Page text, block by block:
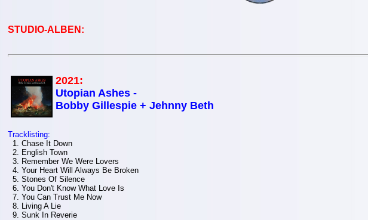
STUDIO-ALBEN:
2021:
Utopian Ashes -
Bobby Gillespie + Jehnny Beth
Tracklisting:
1. Chase It Down
2. English Town
3. Remember We Were Lovers
4. Your Heart Will Always Be Broken
5. Stones Of Silence
6. You Don't Know What Love Is
7. You Can Trust Me Now
8. Living A Lie
9. Sunk In Reverie